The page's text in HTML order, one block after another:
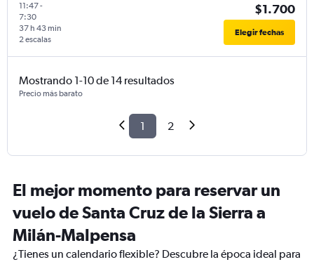
11:47-
7:30
2 escalas
37 h 43 min
$1.700
Elegir fechas
Mostrando 1-10 de 14 resultados
Precio más barato
1 2
El mejor momento para reservar un
vuelo de Santa Cruz de la Sierra a
Milán-Malpensa
¿Tienes un calendario flexible? Descubre la época ideal para